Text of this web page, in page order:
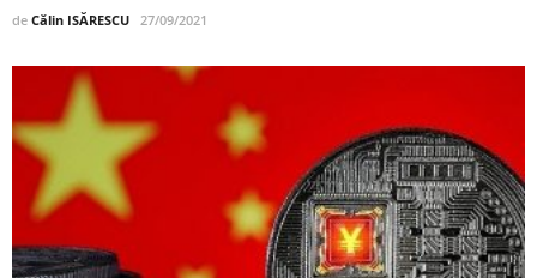
de Călin ISĂRESCU 27/09/2021